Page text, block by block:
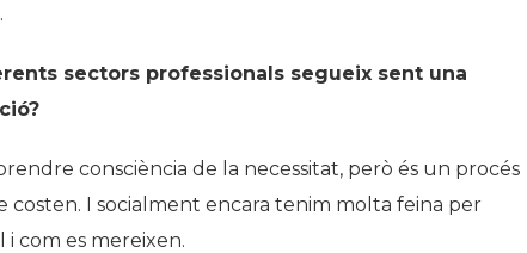
sectors professionals segueix sent una
consciència de la necessitat, però és un procés
costen. I socialment encara tenim molta feina per
i com es mereixen.